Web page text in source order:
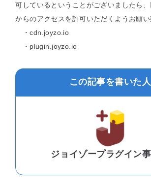
可しているということがございましたら
からのアクセスを許可いただくようお願い
・cdn.joyzo.io
・plugin.joyzo.io
この記事を書いた人
ジョイゾープラグイン